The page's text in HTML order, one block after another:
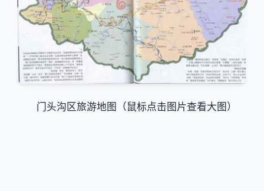
门头沟区旅游地图（鼠标点击图片查看大图）